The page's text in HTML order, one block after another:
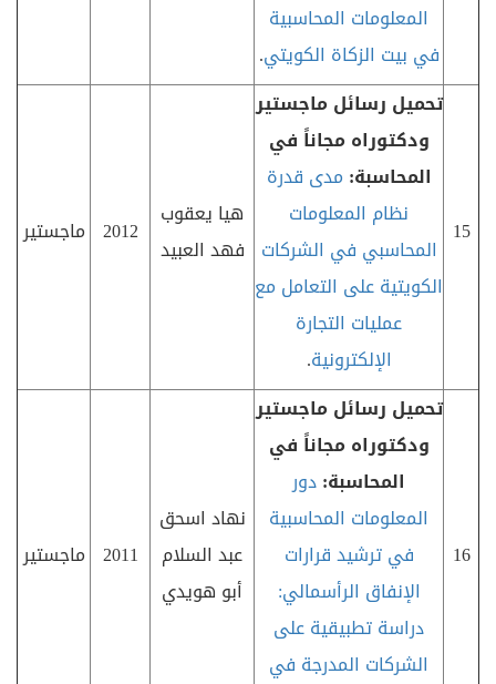
المعلومات المحاسبية
في بيت الزكاة الكويتي.
15
تحميل رسائل ماجستير
ودكتوراه مجاناً في
المحاسبة: مدى قدرة
نظام المعلومات
المحاسبي في الشركات
الكويتية على التعامل مع
عمليات التجارة
الإلكترونية.
هيا يعقوب
فهد العبيد
2012 ماجستير
16
تحميل رسائل ماجستير
ودكتوراه مجاناً في
المحاسبة:دور
المعلومات المحاسبية
في ترشيد قرارات
الإنفاق الرأسمالي:
دراسة تطبيقية على
الشركات المدرجة في
نهاد اسحق
عبد السلام
أبو هويدي
2011 ماجستير